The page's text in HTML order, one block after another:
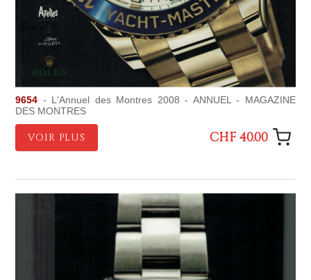
9654 - L'Annuel des Montres 2008 - ANNUEL - MAGAZINE
DES MONTRES
VOIR PLUS CHF 40.00